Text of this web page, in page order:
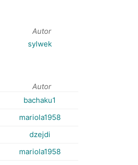
Autor
sylwek
Autor
bachaku1
mariola1958
dzejdi
mariola1958